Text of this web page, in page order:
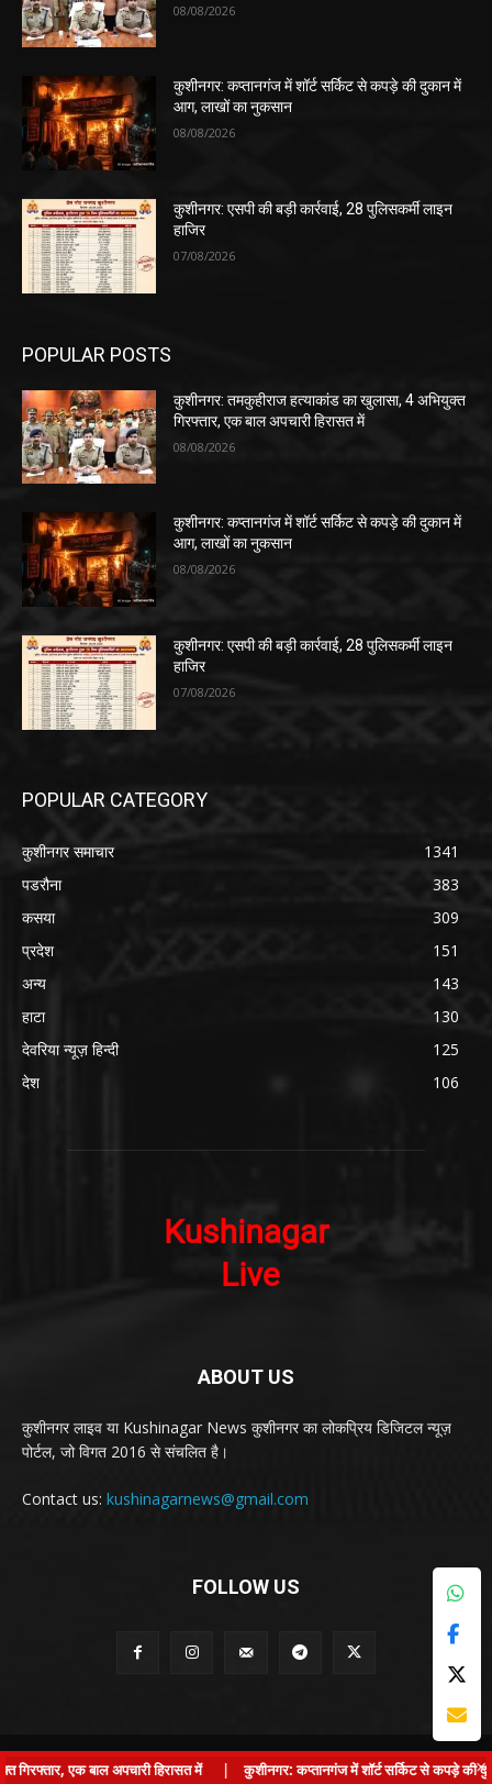
08/08/2026
कुशीनगर: कप्तानगंज में शॉर्ट सर्किट से कपड़े की दुकान में
आग, लाखों का नुकसान
08/08/2026
कुशीनगर: एसपी की बड़ी कार्रवाई, 28 पुलिसकर्मी लाइन
हाजिर
07/08/2026
POPULAR POSTS
कुशीनगर: तमकुहीराज हत्याकांड का खुलासा, 4 अभियुक्त
गिरफ्तार, एक बाल अपचारी हिरासत में
08/08/2026
कुशीनगर: कप्तानगंज में शॉर्ट सर्किट से कपड़े की दुकान में
आग, लाखों का नुकसान
08/08/2026
कुशीनगर: एसपी की बड़ी कार्रवाई, 28 पुलिसकर्मी लाइन
हाजिर
07/08/2026
POPULAR CATEGORY
कुशीनगर समाचार
1341
पडरौना
383
कसया
309
प्रदेश
151
अन्य
143
हाटा
130
देवरिया न्यूज़ हिन्दी
125
देश
106
ABOUT US
कुशीनगर लाइव या Kushinagar News कुशीनगर का लोकप्रिय डिजिटल न्यूज़
पोर्टल, जो विगत 2016 से संचलित है।
Contact us: kushinagarnews@gmail.com
FOLLOW US
© Kushinagar Live - 2022 ×
एक बाल अपचारी हिरासत में | कुशीनगर: कप्तानगंज में शॉर्ट सर्किट से कपड़े की